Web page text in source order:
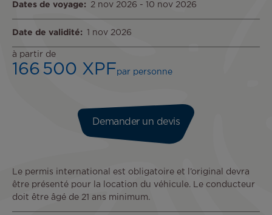
à partir de
166 500 XPF par personne
Dates de voyage 2 nov 2026 - 10 nov 2026
Date de validité 1 nov 2026
Le permis international est obligatoire et l’original devra
être présenté pour la location du véhicule. Le conducteur
doit être âgé de 21 ans minimum.
Demander un devis